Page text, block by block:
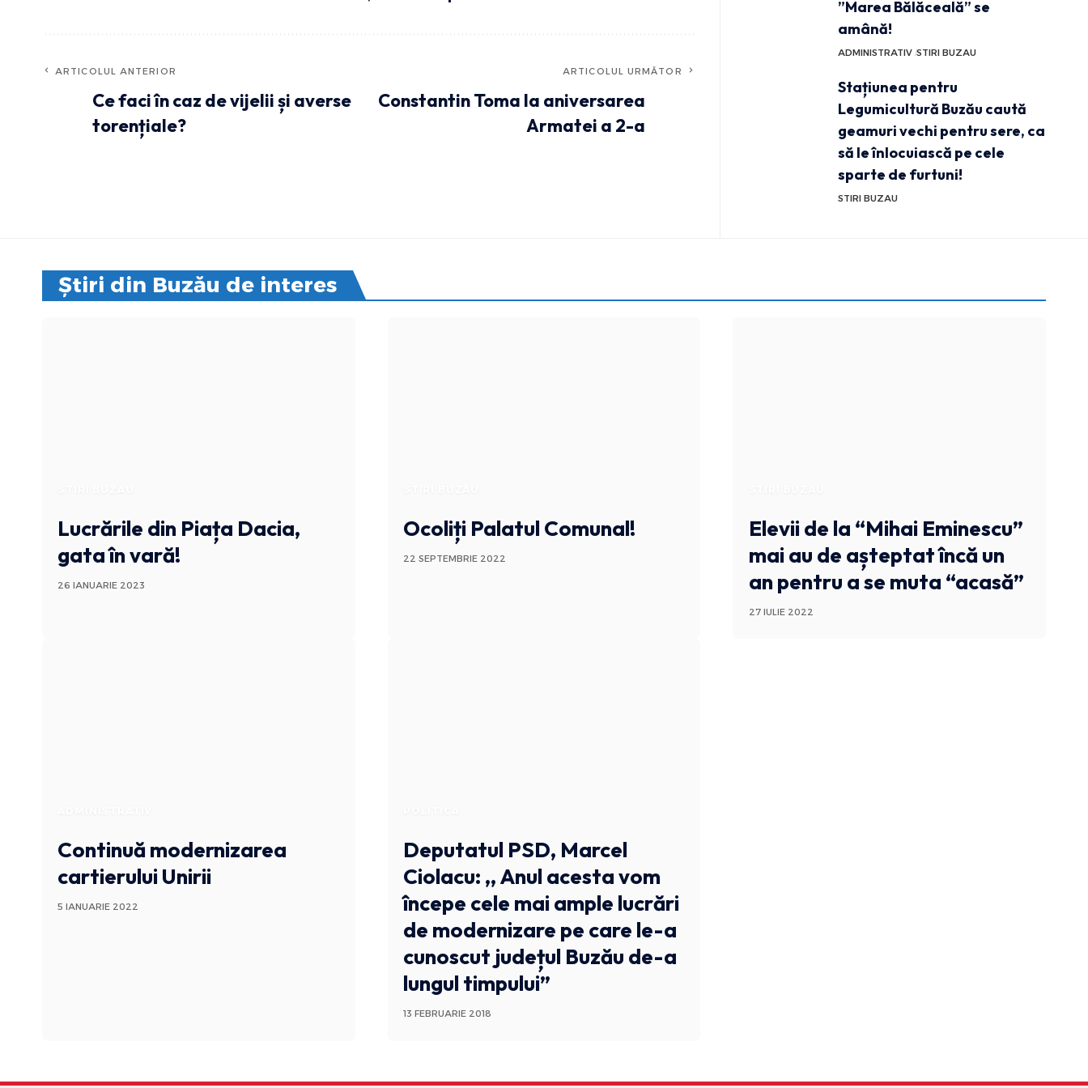
ARTICOLUL ANTERIOR
Ce faci în caz de vijelii și averse
torențiale?
ARTICOLUL URMĂTOR
Constantin Toma la aniversarea
Armatei a 2-a
”Marea Bălăceală” se
amână!
ADMINISTRATIV STIRI BUZAU
Stațiunea pentru
Legumicultură Buzău caută
geamuri vechi pentru sere, ca
să le înlocuiască pe cele
sparte de furtuni!
STIRI BUZAU
Știri din Buzău de interes
Lucrările din Piața Dacia,
gata în vară!
26 IANUARIE 2023
Ocoliți Palatul Comunal!
22 SEPTEMBRIE 2022
Elevii de la “Mihai Eminescu”
mai au de așteptat încă un
an pentru a se muta “acasă”
27 IULIE 2022
Continuă modernizarea
cartierului Unirii
5 IANUARIE 2022
Deputatul PSD, Marcel
Ciolacu: ,, Anul acesta vom
începe cele mai ample lucrări
de modernizare pe care le-a
cunoscut județul Buzău de-a
lungul timpului”
13 FEBRUARIE 2018